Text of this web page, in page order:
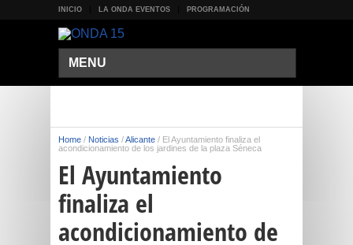
INICIO LA ONDA EVENTOS PROGRAMACIÓN
MENU
Home / Noticias /Alicante / El Ayuntamiento finaliza el
acondicionamiento de los jardines de la plaza Séneca
El Ayuntamiento
finaliza el
acondicionamiento de